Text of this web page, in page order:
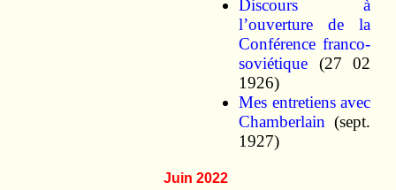
Discours à
l’ouverture de la
Conférence franco-
soviétique(27 02
1926)
Mes entretiens avec
Chamberlain (sept.
1927)
Juin 2022